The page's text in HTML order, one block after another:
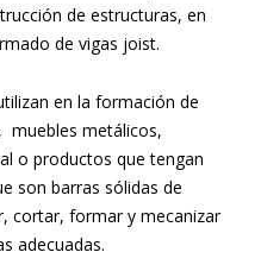
de estructuras, en
de vigas joist.
en la formación de
muebles metálicos,
o productos que tengan
son barras sólidas de
cortar, formar y mecanizar
adecuadas.